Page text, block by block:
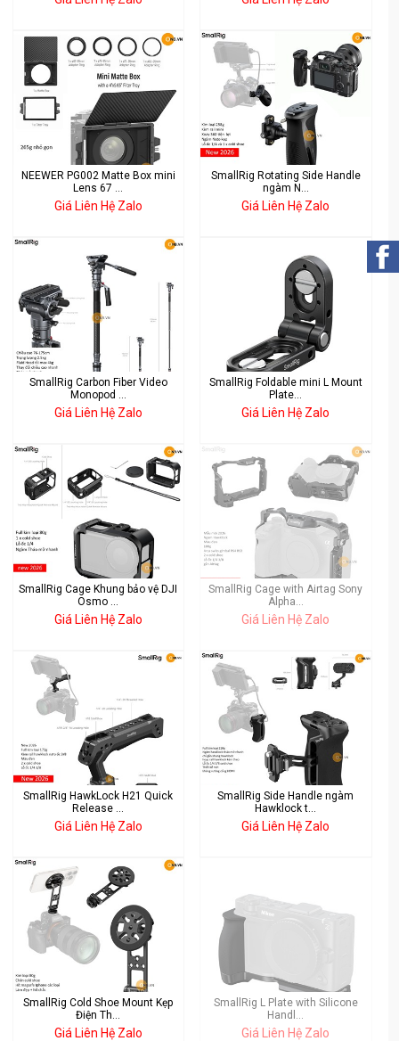
NEEWER PG002 Matte Box mini
Lens 67 ...
Giá Liên Hệ Zalo
SmallRig Rotating Side Handle
ngàm N...
Giá Liên Hệ Zalo
SmallRig Carbon Fiber Video
Monopod ...
Giá Liên Hệ Zalo
SmallRig Foldable mini L Mount
Plate...
Giá Liên Hệ Zalo
SmallRig Cage Khung bảo vệ DJI
Osmo ...
Giá Liên Hệ Zalo
SmallRig Cage with Airtag Sony
Alpha...
Giá Liên Hệ Zalo
SmallRig HawkLock H21 Quick
Release ...
Giá Liên Hệ Zalo
SmallRig Side Handle ngàm
Hawklock t...
Giá Liên Hệ Zalo
SmallRig Cold Shoe Mount Kẹp
Điện Th...
Giá Liên Hệ Zalo
SmallRig L Plate with Silicone
Handl...
Giá Liên Hệ Zalo